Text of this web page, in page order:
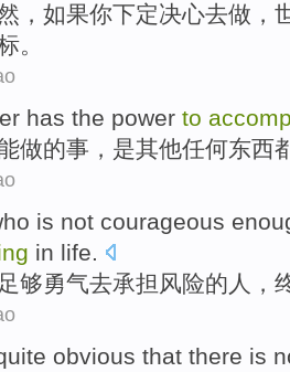
， 如果你下定决心去做 ，
。
has the power to
做的事，是其他任何东西
is not courageous
in life.
足够勇气去承担 风险的 人 ，
obvious that there is